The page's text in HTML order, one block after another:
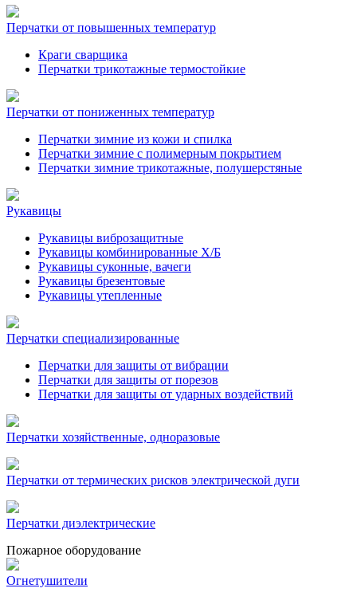
Перчатки от повышенных температур
Краги сварщика
Перчатки трикотажные термостойкие
Перчатки от пониженных температур
Перчатки зимние из кожи и спилка
Перчатки зимние с полимерным покрытием
Перчатки зимние трикотажные, полушерстяные
Рукавицы
Рукавицы виброзащитные
Рукавицы комбинированные Х/Б
Рукавицы суконные, вачеги
Рукавицы брезентовые
Рукавицы утепленные
Перчатки специализированные
Перчатки для защиты от вибрации
Перчатки для защиты от порезов
Перчатки для защиты от ударных воздействий
Перчатки хозяйственные, одноразовые
Перчатки от термических рисков электрической дуги
Перчатки диэлектрические
Пожарное оборудование
Огнетушители